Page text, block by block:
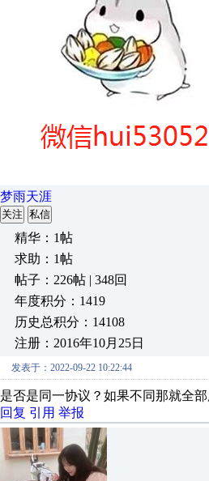
梦雨天涯
关注 私信
精华：1帖
求助：1帖
帖子：226帖 | 348回
年度积分：1419
历史总积分：14108
注册：2016年10月25日
发表于：2022-09-22 10:22:44
是否是同一协议？如果不同那就全
回复 引用 举报